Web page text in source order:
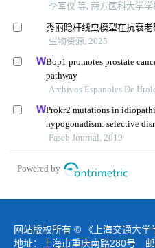
李军仪 等, 南方医科大学学
秀丽隐杆线虫模型在抗衰
生物资源, 2025
Bop1 promotes prostate
pathway
Archivos Espanoles De
Prokr2 mutations in
hypogonadism: selective
protein leads to biased
Faseb Journal, 2019
Powered by
网站版权所有 © 《上海交通大学
地址：上海市重庆南路280号